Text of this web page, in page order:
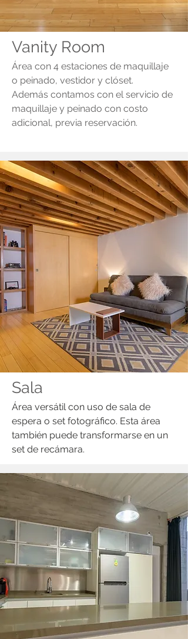
Vanity Room
Área con 4 estaciones de maquillaje
o peinado, vestidor y clóset.
Además contamos con el servicio de
maquillaje y peinado con costo
adicional, previa reservación.
Sala
​Área versátil con uso de sala de
espera o set fotográfico. Esta área
también puede transformarse en un
set de recámara.